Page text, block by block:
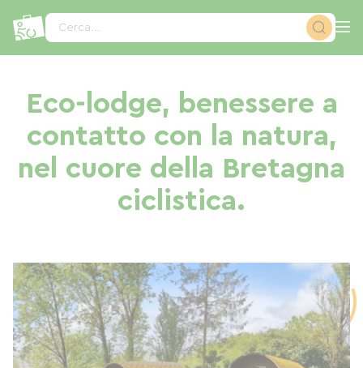
Cerca...
Eco-lodge, benessere a
contatto con la natura,
nel cuore della Bretagna
ciclistica.
Pannello di gestione dei cookies